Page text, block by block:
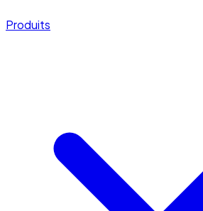
Produits